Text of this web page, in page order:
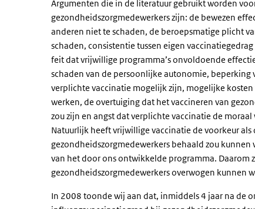
Argumenten die in de literatuur gebruikt worden
gezondheidszorgmedewerkers zijn: de bewezen
anderen niet te schaden, de beroepsmatige plicht
schaden, consistentie tussen eigen
feit dat vrijwillige programma’s onvoldoende
schaden van de persoonlijke autonomie,
verplichte vaccinatie mogelijk zijn, mogelijke
werken, de overtuiging dat het vaccineren van
zou zijn en angst dat verplichte vaccinatie de
Natuurlijk heeft vrijwillige vaccinatie de voorkeur
gezondheidszorgmedewerkers behaald zou
van het door ons ontwikkelde programma. Daarom
gezondheidszorgmedewerkers overwogen kunnen
In 2008 toonde wij aan dat, inmiddels 4 jaar na de